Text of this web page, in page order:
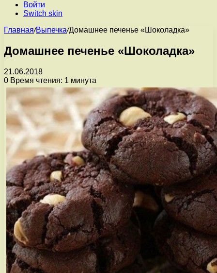
Войти
Switch skin
Главная/Выпечка/Домашнее печенье «Шоколадка»
Домашнее печенье «Шоколадка»
21.06.2018
0 Время чтения: 1 минута